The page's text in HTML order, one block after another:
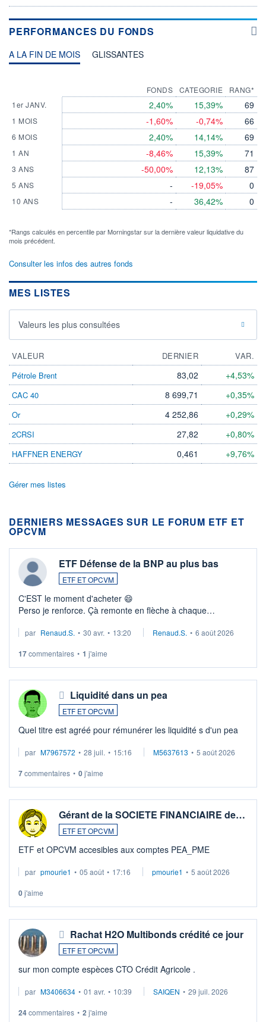
PERFORMANCES DU FONDS
A LA FIN DE MOIS GLISSANTES
1er JANV.
1 MOIS
6 MOIS
1 AN
3 ANS
5 ANS
10 ANS
FONDS
2,40%
-1,60%
2,40%
-8,46%
-50,00%
-
-
CATEGORIE
15,39%
-0,74%
14,14%
15,39%
12,13%
-19,05%
36,42%
RANG*
69
66
69
71
87
0
0
*Rangs calculés en percentile par Morningstar sur la dernière valeur liquidative du
mois précédent.
Consulter les infos des autres fonds
MES LISTES
Valeurs les plus consultées
VALEUR DERNIER
VAR.
Pétrole Brent
83,02 +4,53%
CAC 40 8 699,71 +0,35%
Or 4 252,86 +0,29%
2CRSI 27,82 +0,80%
HAFFNER ENERGY 0,461 +9,76%
Gérer mes listes
DERNIERS MESSAGES SUR LE FORUM ETF ET
OPCVM
ETF Défense de la BNP au plus bas
ETF ET OPCVM
C'EST le moment d'acheter 😄​
Perso je renforce. Çà remonte en flèche à chaque
Investissement long terme tip top pour sa retraite.
par Renaud.S. • 30 avr. • 13:20 Renaud.S. • 6 août 2026
17commentaires • 1 j'aime
Liquidité dans un pea
ETF ET OPCVM
Quel titre est agréé pour rémunérer les liquidité s d'un pea
par M7967572 • 28 juil. • 15:16 M5637613 • 5 août 2026
7commentaires • 0j'aime
Gérant de la SOCIETE FINANCIAIRE de…
ETF ET OPCVM
ETF et OPCVM accesibles aux comptes PEA_PME
par pmourie1 • 05 août • 17:16 pmourie1 • 5 août 2026
0j'aime
Rachat H2O Multibonds crédité ce jour
ETF ET OPCVM
sur mon compte espèces CTO Crédit Agricole .
par M3406634 • 01 avr. • 10:39 SAIQEN • 29 juil. 2026
24commentaires • 2 j'aime